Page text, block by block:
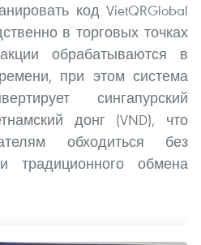
код VietQRGlobal
в торговых точках
обрабатываются в
при этом система
сингапурский
донг (VND), что
обходиться без
традиционного обмена